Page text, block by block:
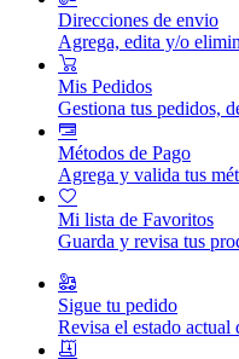
Direcciones de envio
Agrega, edita y/o
Mis Pedidos
Gestiona tus pedidos,
Métodos de Pago
Agrega y valida tus
Mi lista de Favoritos
Guarda y revisa tus
Sigue tu pedido
Revisa el estado actual